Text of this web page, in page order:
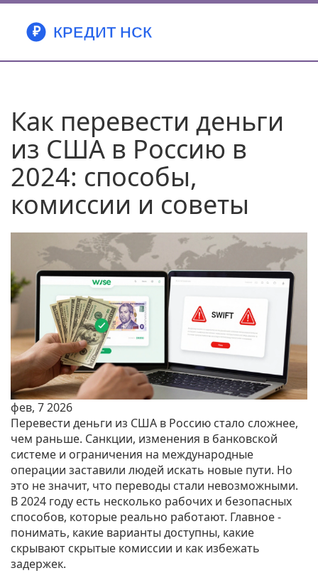
Как перевести деньги
из США в Россию в
2024: способы,
комиссии и советы
фев, 7 2026
Перевести деньги из США в Россию стало сложнее,
чем раньше. Санкции, изменения в банковской
системе и ограничения на международные
операции заставили людей искать новые пути. Но
это не значит, что переводы стали невозможными.
В 2024 году есть несколько рабочих и безопасных
способов, которые реально работают. Главное -
понимать, какие варианты доступны, какие
скрывают скрытые комиссии и как избежать
задержек.